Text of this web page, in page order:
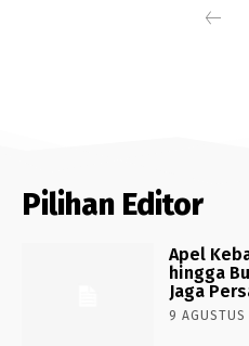
Pilihan Editor
Apel
hingga
Jaga
9